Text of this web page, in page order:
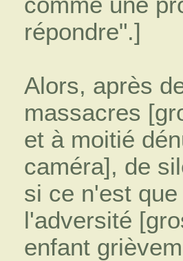
répondre".]
Alors, après
massacres
et à moitié
caméra], de
si ce n'est
l'adversité
enfant